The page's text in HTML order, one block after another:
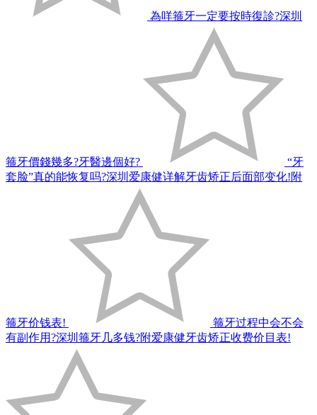
為咩箍牙一定要按時復診?深圳
箍牙價錢幾多?牙醫邊個好?
“牙
套脸”真的能恢复吗?深圳爱康健详解牙齿矫正后面部变化!附
箍牙价钱表!
箍牙过程中会不会
有副作用?深圳箍牙几多钱?附爱康健牙齿矫正收费价目表!